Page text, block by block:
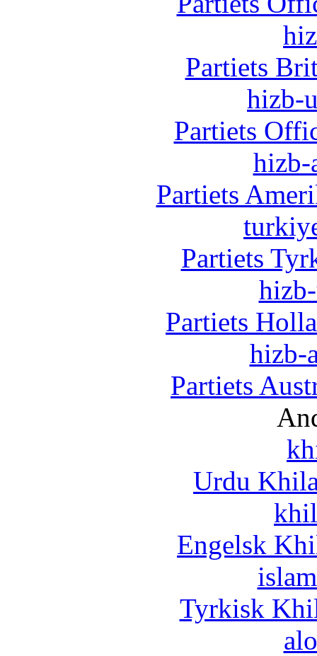
Partiets
hizb-
Partiets
hizb-
Partiets
Partiets
Partiets
hizb-
Partiets
Urdu
Engelsk
Tyrkisk